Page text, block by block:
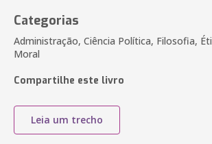
Categorias
Administração, Ciência Política, Filosofia,
Moral
Compartilhe este livro
Leia um trecho